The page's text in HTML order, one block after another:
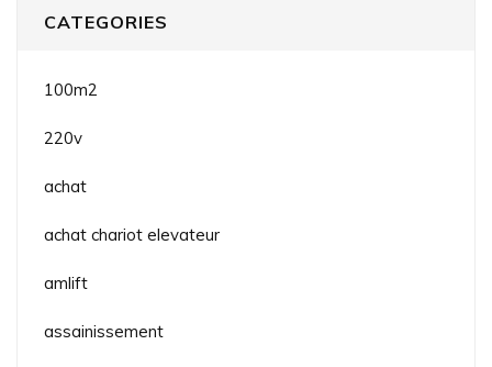
CATEGORIES
100m2
220v
achat
achat chariot elevateur
amlift
assainissement